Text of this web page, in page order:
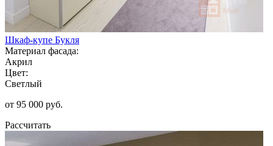
Шкаф-купе Букля
Материал фасада:
Акрил
Цвет:
Светлый
от 95 000 руб.
Рассчитать